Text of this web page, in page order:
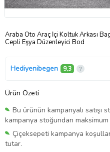
Araba Oto Araç İçi Koltuk Arkası
Cepli Eşya Düzenleyici Bod
Hediyenibegen 9,3
Ürün Özeti
Bu ürünün kampanyalı satışı
kampanya stoğundan
Çiçeksepeti kampanya
tutar.